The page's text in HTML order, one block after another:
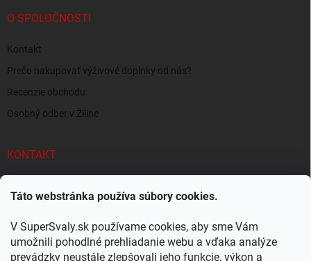
Táto webstránka používa súbory cookies.
V SuperSvaly.sk používame cookies, aby sme Vám
umožnili pohodlné prehliadanie webu a vďaka analýze
prevádzky neustále zlepšovali jeho funkcie, výkon a
O SPOLOČNOSTI
Kontakt
Prečo nakupovať výživové doplnky od nás?
Recenzie obchodu
Osobný odber v Žiline
KONTAKT
SuperSvaly.sk - doplnky výživy